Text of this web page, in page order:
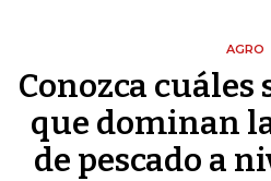
AGRO
Conozca cuáles
que dominan
de pescado a